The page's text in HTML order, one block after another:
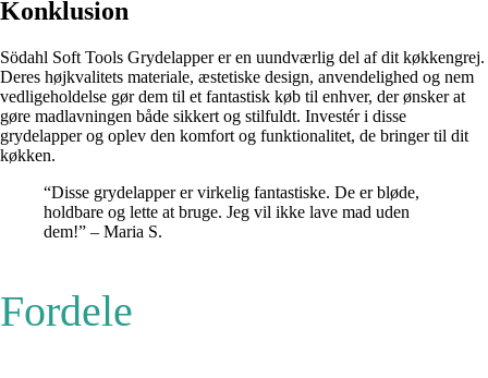
Konklusion
Södahl Soft Tools Grydelapper er en uundværlig del af dit køkkengrej.
Deres højkvalitets materiale, æstetiske design, anvendelighed og nem
vedligeholdelse gør dem til et fantastisk køb til enhver, der ønsker at
gøre madlavningen både sikkert og stilfuldt. Investér i disse
grydelapper og oplev den komfort og funktionalitet, de bringer til dit
køkken.
“Disse grydelapper er virkelig fantastiske. De er bløde,
holdbare og lette at bruge. Jeg vil ikke lave mad uden
dem!” – Maria S.
Fordele